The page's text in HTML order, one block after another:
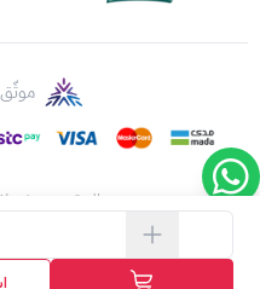
الحقوق محفوظة |